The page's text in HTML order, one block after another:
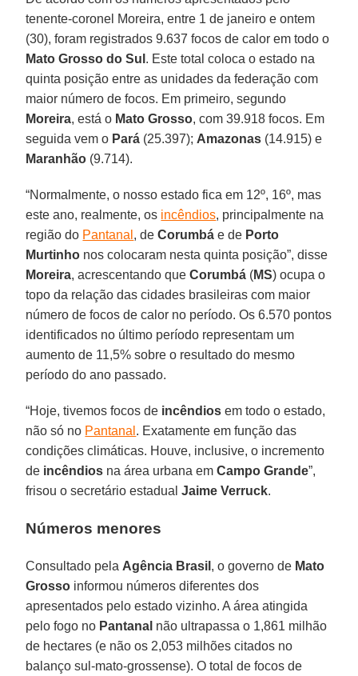
tenente-coronel Moreira, entre 1 de janeiro e ontem
(30), foram registrados 9.637 focos de calor em todo o
Mato Grosso do Sul . Este total coloca o estado na
quinta posição entre as unidades da federação com
maior número de focos. Em primeiro, segundo
Moreira, está o Mato Grosso, com 39.918 focos. Em
seguida vem o Pará (25.397);Amazonas (14.915) e
Maranhão (9.714).
“Normalmente, o nosso estado fica em 12º, 16º, mas
este ano, realmente, os incêndios, principalmente na
região do Pantanal , deCorumbá e de Porto
Murtinho nos colocaram nesta quinta posição”, disse
Moreira, acrescentando queCorumbá (MS) ocupa o
topo da relação das cidades brasileiras com maior
número de focos de calor no período. Os 6.570 pontos
identificados no último período representam um
aumento de 11,5% sobre o resultado do mesmo
período do ano passado.
“Hoje, tivemos focos de incêndios em todo o estado,
não só no Pantanal . Exatamente em função das
condições climáticas. Houve, inclusive, o incremento
de incêndios na área urbana emCampo Grande”,
frisou o secretário estadualJaime Verruck.
Números menores
Consultado pelaAgência Brasil , o governo de Mato
Grosso informou números diferentes dos
apresentados pelo estado vizinho. A área atingida
pelo fogo no Pantanal não ultrapassa o 1,861 milhão
de hectares (e não os 2,053 milhões citados no
balanço sul-mato-grossense). O total de focos de